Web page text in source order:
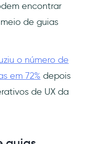
encontrar
de guias
o número de
em 72% depois
de UX da